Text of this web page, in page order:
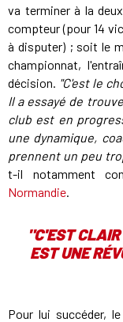
va terminer à la
compteur (pour 14
à disputer) ; soit le
championnat,
décision. "C'est le
Il a essayé de
club est en
une dynamique,
prennent un peu
t-il notamment
Normandie.
"C'EST CLAIR
EST UNE
Pour lui succéder,